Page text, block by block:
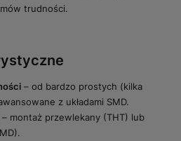
trudności.
– od bardzo prostych (kilka
z układami SMD.
– montaż przewlekany (THT) lub